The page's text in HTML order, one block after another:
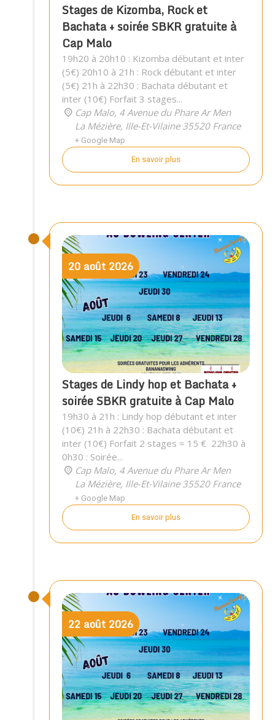
Stages de Kizomba, Rock et
Bachata + soirée SBKR gratuite à
Cap Malo
19h20 à 20h10 : Kizomba débutant et inter
(5€) 20h10 à 21h : Rock débutant et inter
(5€) 21h à 22h30 : Bachata débutant et
inter (10€) Forfait 3 stages...
Cap Malo, 4 Avenue du Phare Ar Men
La Mézière, Ille-Et-Vilaine 35520 France
+ Google Map
En savoir plus
20 août 2026
Stages de Lindy hop et Bachata +
soirée SBKR gratuite à Cap Malo
19h30 à 21h : Lindy hop débutant et inter
(10€) 21h à 22h30 : Bachata débutant et
inter (10€) Forfait 2 stages = 15 € 22h30 à
0h30 : Soirée...
Cap Malo, 4 Avenue du Phare Ar Men
La Mézière, Ille-Et-Vilaine 35520 France
+ Google Map
En savoir plus
22 août 2026